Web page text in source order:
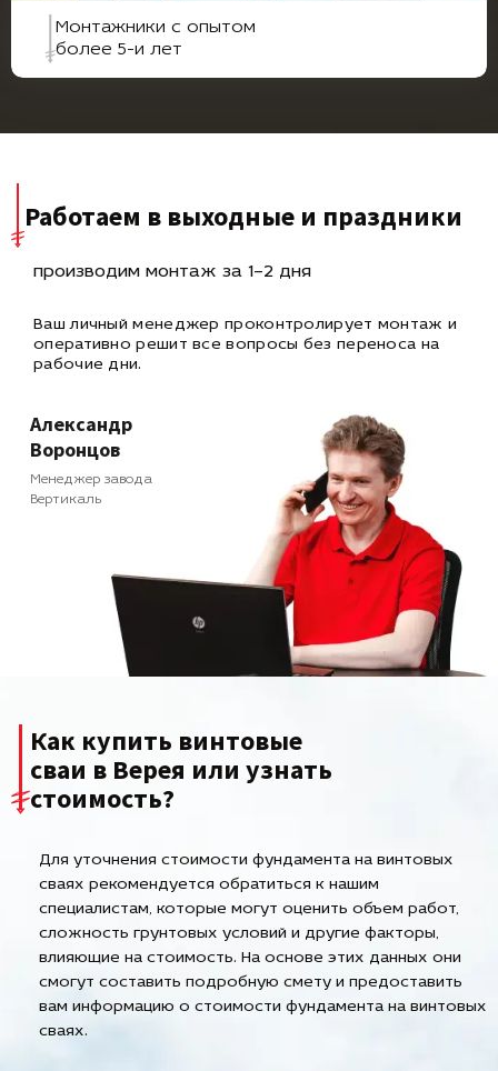
Монтажники с опытом
более 5-и лет
Работаем в выходные и праздники
производим монтаж за 1–2 дня
Ваш личный менеджер проконтролирует монтаж и
оперативнорешит все вопросы без переноса на
рабочие дни.
Александр
Воронцов
Менеджер завода
Вертикаль
Как купить винтовые
сваи в Верея или узнать
стоимость?
Для уточнения стоимости фундамента на винтовых
сваях рекомендуется обратиться к нашим
специалистам, которые могут оценить объем работ,
сложность грунтовых условий и другие факторы,
влияющие на стоимость. На основе этих данных они
смогут составить подробную смету и предоставить
вам информацию о стоимости фундамента на винтовых
сваях.